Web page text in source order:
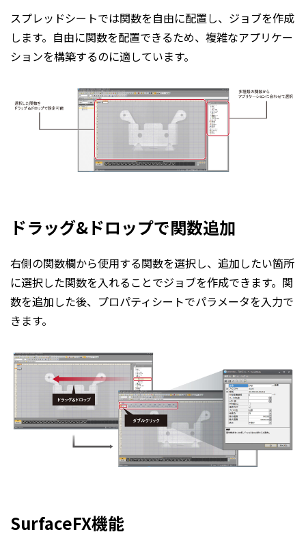
スプレッドシートでは関数を自由に配置し、ジョブを作成
します。自由に関数を配置できるため、複雑なアプリケー
ションを構築するのに適しています。
ドラッグ&ドロップで関数追加
右側の関数欄から使用する関数を選択し、追加したい箇所
に選択した関数を入れることでジョブを作成できます。関
数を追加した後、プロパティシートでパラメータを入力で
きます。
SurfaceFX機能